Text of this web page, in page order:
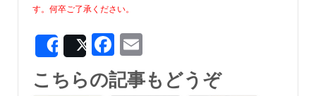
す。何卒ご了承ください。
SharePostFacebook
こちらの記事もどうぞ